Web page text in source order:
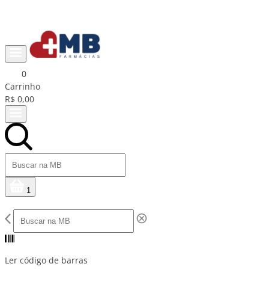
0
Carrinho
R$ 0,00
1
Ler código de barras